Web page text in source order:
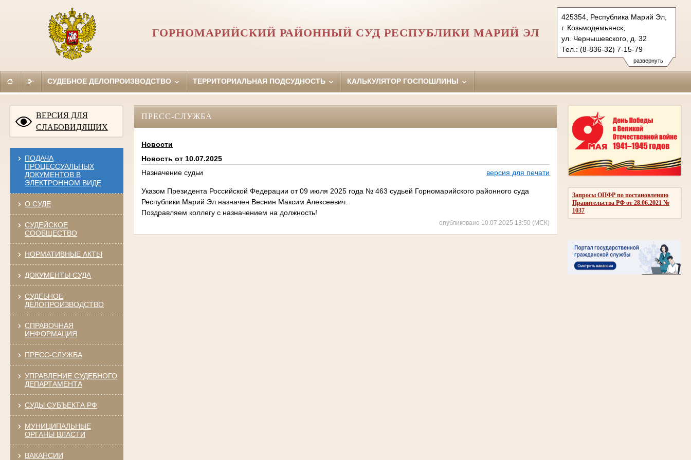
развернуть
425354, Республика Марий Эл,
г. Козьмодемьянск,
ул. Чернышевского, д. 32
Тел.: (8-836-32) 7-15-79
gornomarisky.mari@sudrf.ru
ГОРНОМАРИЙСКИЙ РАЙОННЫЙ СУД РЕСПУБЛИКИ МАРИЙ ЭЛ
СУДЕБНОЕ ДЕЛОПРОИЗВОДСТВО ТЕРРИТОРИАЛЬНАЯ ПОДСУДНОСТЬ КАЛЬКУЛЯТОР ГОСПОШЛИНЫ
ВЕРСИЯ ДЛЯ
СЛАБОВИДЯЩИХ
ПОДАЧА
ПРОЦЕССУАЛЬНЫХ
ДОКУМЕНТОВ В
ЭЛЕКТРОННОМ ВИДЕ
О СУДЕ
СУДЕЙСКОЕ
СООБЩЕСТВО
НОРМАТИВНЫЕ АКТЫ
ДОКУМЕНТЫ СУДА
СУДЕБНОЕ
ДЕЛОПРОИЗВОДСТВО
СПРАВОЧНАЯ
ИНФОРМАЦИЯ
ПРЕСС-СЛУЖБА
УПРАВЛЕНИЕ СУДЕБНОГО
ДЕПАРТАМЕНТА
СУДЫ СУБЪЕКТА РФ
МУНИЦИПАЛЬНЫЕ
ОРГАНЫ ВЛАСТИ
ВАКАНСИИ
Запросы ОПФР по постановлению
Правительства РФ от 28.06.2021 №
1037
ПРЕСС-СЛУЖБА
Новости
Новость от 10.07.2025
Назначение судьи
версия для печати
Указом Президента Российской Федерации от 09 июля 2025 года № 463 судьей Горномарийского районного суда
Республики Марий Эл назначен Веснин Максим Алексеевич.
Поздравляем коллегу с назначением на должность!
опубликовано 10.07.2025 13:50 (МСК)